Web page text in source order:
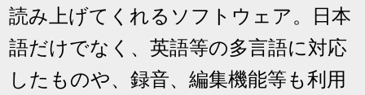
読み上げてくれるソフトウェア。日本
語だけでなく、英語等の多言語に対応
したものや、録音、編集機能等も利用